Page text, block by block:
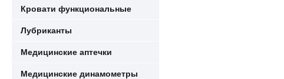
Кровати функциональные
Лубриканты
Медицинские аптечки
Медицинские динамометры